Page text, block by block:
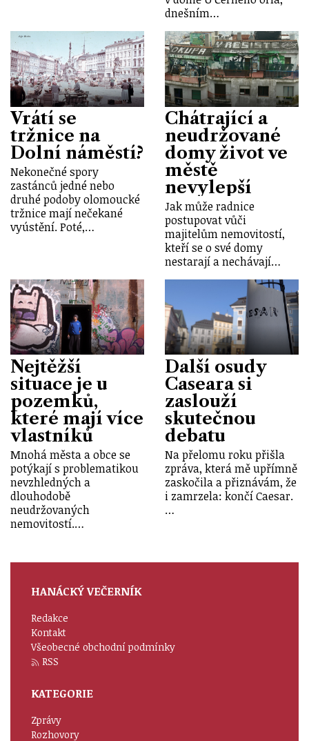
dnešním…
Vrátí se
tržnice na
Dolní náměstí?
Nekonečné spory
zastánců jedné nebo
druhé podoby olomoucké
tržnice mají nečekané
vyústění. Poté,…
Chátrající a
neudržované
domy život ve
městě
nevylepší
Jak může radnice
postupovat vůči
majitelům nemovitostí,
kteří se o své domy
nestarají a nechávají…
Nejtěžší
situace je u
pozemků,
které mají více
vlastníků
Mnohá města a obce se
potýkají s problematikou
nevzhledných a
dlouhodobě
neudržovaných
nemovitostí.…
Další osudy
Caseara si
zaslouží
skutečnou
debatu
Na přelomu roku přišla
zpráva, která mě upřímně
zaskočila a přiznávám, že
i zamrzela: končí Caesar.
…
HANÁCKÝ VEČERNÍK
Redakce
Kontakt
Všeobecné obchodní podmínky
RSS
KATEGORIE
Zprávy
Rozhovory